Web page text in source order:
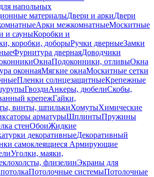
напольных
материалыДвери и аркиДвери
Арки межкомнатныеМоскитные
и сауныКоробки и
коробки, доборыРучки дверныеЗамки
Фурнитура двернаяДоводчики
ОкнаПодоконники, отливыОкна
оконнаяМягкие окнаМоскитные сетки
Пленки солнцезащитныеКрепежные
ГвоздиАнкеры, дюбелиСкобы,
крепежГайки,
винты, шпилькиХомутыХимические
арматурыШплинтыПружины
стенОбоиЖидкие
декоративныеДекоративный
самоклеящиеся Армирующие
Уголки, маяки,
флизелинЭкраны для
Потолочные системыПотолочные